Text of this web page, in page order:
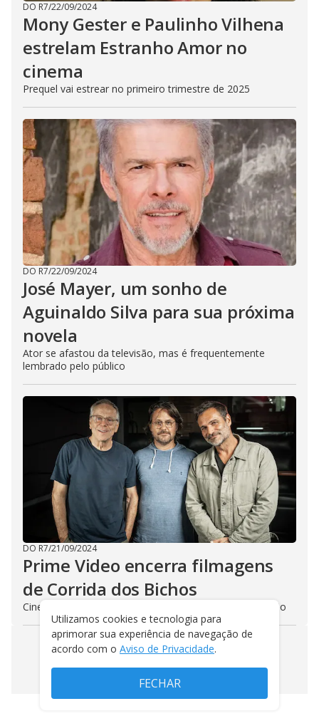
DO R7/22/09/2024
Mony Gester e Paulinho Vilhena
estrelam Estranho Amor no
cinema
Prequel vai estrear no primeiro trimestre de 2025
DO R7/22/09/2024
José Mayer, um sonho de
Aguinaldo Silva para sua próxima
novela
Ator se afastou da televisão, mas é frequentemente
lembrado pelo público
DO R7/21/09/2024
Prime Video encerra filmagens
de Corrida dos Bichos
Cineasta Fernando Meirelles conta detalhes da produção
Utilizamos cookies e tecnologia para
aprimorar sua experiência de navegação de
acordo com o Aviso de Privacidade.
FECHAR